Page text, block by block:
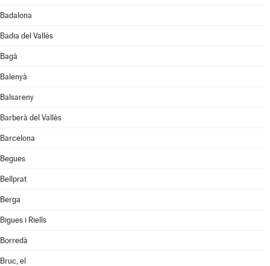
Badalona
Badia del Vallès
Bagà
Balenyà
Balsareny
Barberà del Vallès
Barcelona
Begues
Bellprat
Berga
Bigues i Riells
Borredà
Bruc, el